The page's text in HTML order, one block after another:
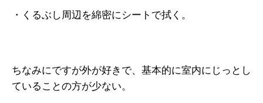
・くるぶし周辺を綿密にシートで拭く。
ちなみにですが外が好きで、基本的に室内にじっとし
ていることの方が少ない。